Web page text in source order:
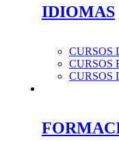
IDIOMAS
CURSOS
CURSOS
CURSOS